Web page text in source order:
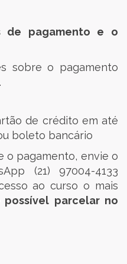
de pagamento e o
sobre o pagamento
de crédito em até
boleto bancário
o pagamento, envie o
(21) 97004-4133
ao curso o mais
possível parcelar no